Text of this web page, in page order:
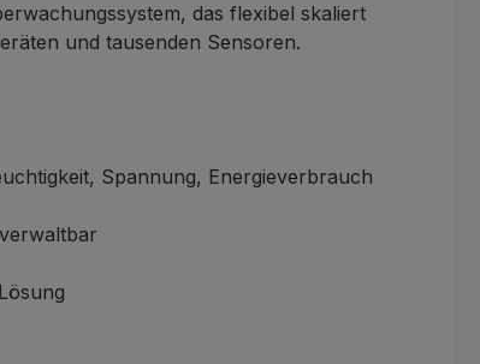
das flexibel skaliert
und tausenden Sensoren.
Spannung, Energieverbrauch